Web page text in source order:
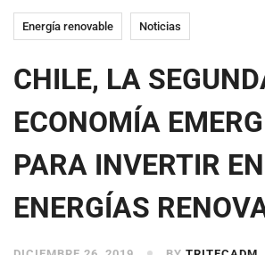
Energía renovable Noticias
CHILE, LA
ECONOMÍA
PARA INVERTIR EN
ENERGÍAS